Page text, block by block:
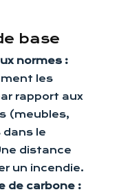
base
normes :
les
rapport aux
(meubles,
dans le
distance
un incendie.
de carbone :